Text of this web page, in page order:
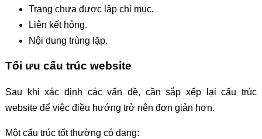
Trang chưa được lập chỉ mục.
Liên kết hỏng.
Nội dung trùng lặp.
Tối ưu cấu trúc website
Sau khi xác định các vấn đề, cần sắp xếp lại cấu trúc
website để việc điều hướng trở nên đơn giản hơn.
Một cấu trúc tốt thường có dạng: